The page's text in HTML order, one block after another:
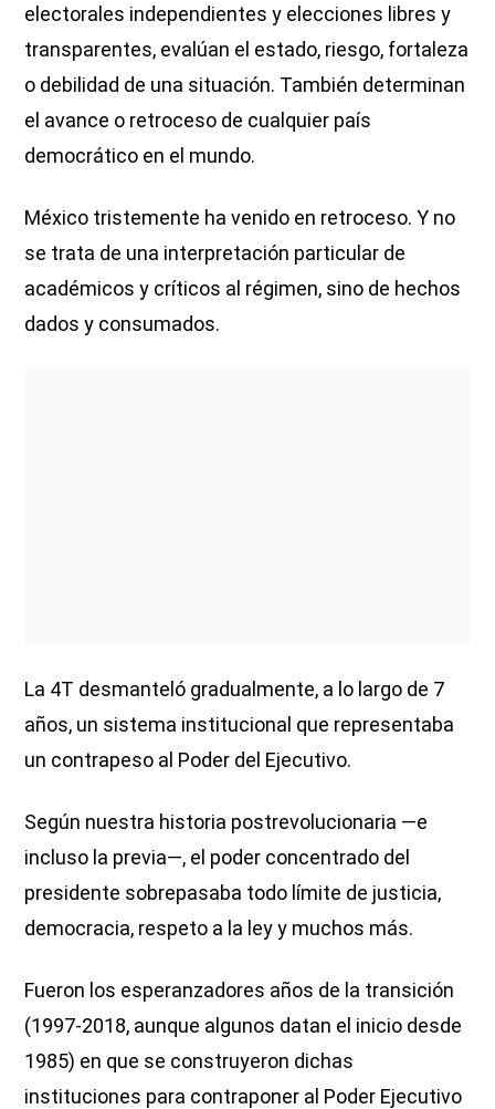
electorales independientes y elecciones libres y
transparentes, evalúan el estado, riesgo, fortaleza
o debilidad de una situación. También determinan
el avance o retroceso de cualquier país
democrático en el mundo.
México tristemente ha venido en retroceso. Y no
se trata de una interpretación particular de
académicos y críticos al régimen, sino de hechos
dados y consumados.
La 4T desmanteló gradualmente, a lo largo de 7
años, un sistema institucional que representaba
un contrapeso al Poder del Ejecutivo.
Según nuestra historia postrevolucionaria —e
incluso la previa—, el poder concentrado del
presidente sobrepasaba todo límite de justicia,
democracia, respeto a la ley y muchos más.
Fueron los esperanzadores años de la transición
(1997-2018, aunque algunos datan el inicio desde
1985) en que se construyeron dichas
instituciones para contraponer al Poder Ejecutivo